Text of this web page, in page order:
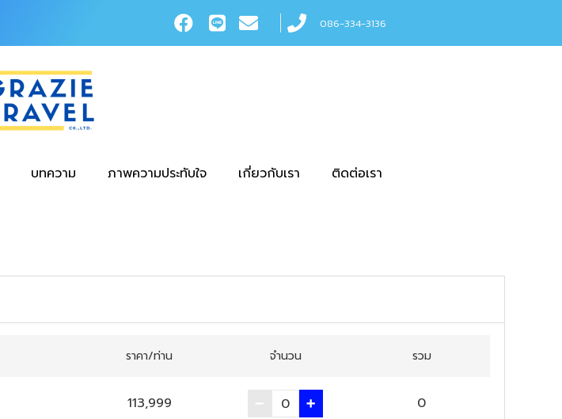
086-334-3136
บทความ ภาพความประทับใจ เกี่ยวกับเรา ติดต่อเรา
ราคา/ท่าน จำนวน รวม
113,999 0